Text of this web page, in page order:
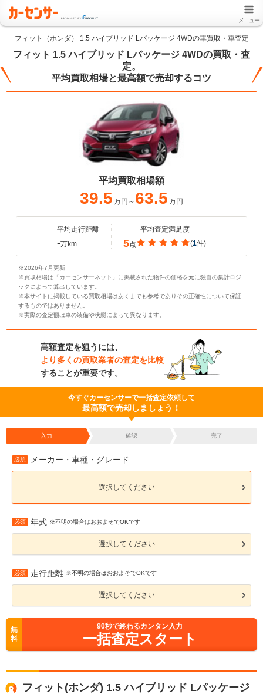
メニュー
フィット（ホンダ） 1.5 ハイブリッド Lパッケージ 4WDの車買取・車査定
フィット 1.5 ハイブリッド Lパッケージ 4WDの買取・査
定。
平均買取相場と最高額で売却するコツ
平均買取相場額
39.5 万円～ 63.5 万円
平均走行距離
-万km
平均査定満足度
5点 (1件)
※2026年7月更新
※買取相場は「カーセンサーネット」に掲載された物件の価格を元に独自の集計ロジ
ックによって算出しています。
※本サイトに掲載している買取相場はあくまでも参考でありその正確性について保証
するものではありません。
※実際の査定額は車の装備や状態によって異なります。
高額査定を狙うには、
より多くの買取業者の査定を比較
することが重要です。
今すぐカーセンサーで一括査定依頼して
最高額で売却しましょう！
入力 確認 完了
必須 メーカー・車種・グレード
選択してください
必須 年式 ※不明の場合はおおよそでOKです
選択してください
必須 走行距離 ※不明の場合はおおよそでOKです
選択してください
無
料
90秒で終わるカンタン入力
一括査定スタート
フィット(ホンダ) 1.5 ハイブリッド Lパッケージ